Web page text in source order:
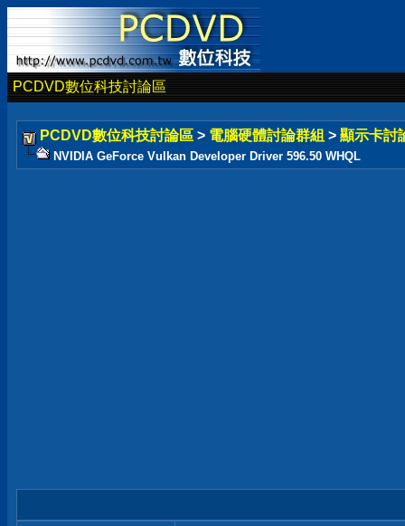
PCDVD數位科技討論區
PCDVD數位科技討論區 > 電腦硬體討論群組 > 顯示卡討
NVIDIA GeForce Vulkan Developer Driver 596.50 WHQL